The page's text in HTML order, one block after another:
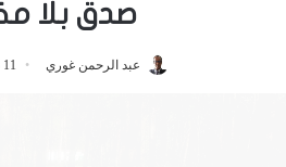
صدق بلا
عبد الرحمن غوري 11 نوفمبر، 2025